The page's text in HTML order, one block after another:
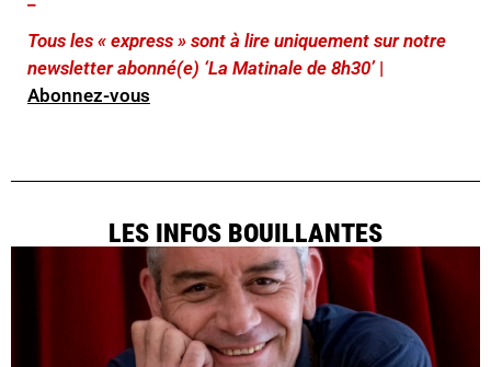
Tous les « express » sont à lire uniquement sur notre
newsletter abonné(e) ‘La Matinale de 8h30’ |
Abonnez-vous
LES INFOS BOUILLANTES